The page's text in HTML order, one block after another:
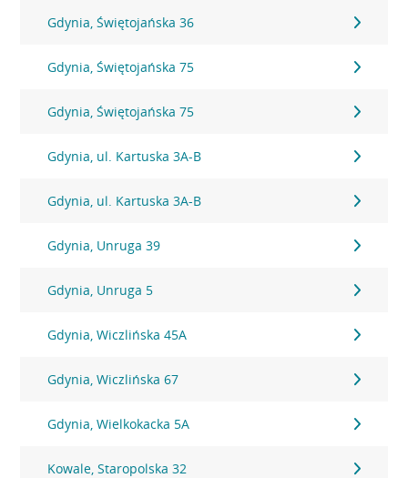
Gdynia, Świętojańska 36
Gdynia, Świętojańska 75
Gdynia, Świętojańska 75
Gdynia, ul. Kartuska 3A-B
Gdynia, ul. Kartuska 3A-B
Gdynia, Unruga 39
Gdynia, Unruga 5
Gdynia, Wiczlińska 45A
Gdynia, Wiczlińska 67
Gdynia, Wielkokacka 5A
Kowale, Staropolska 32